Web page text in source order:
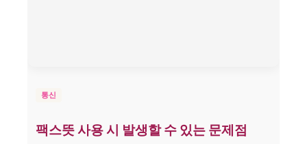
통신
팩스뜻 사용 시 발생할 수 있는 문제점